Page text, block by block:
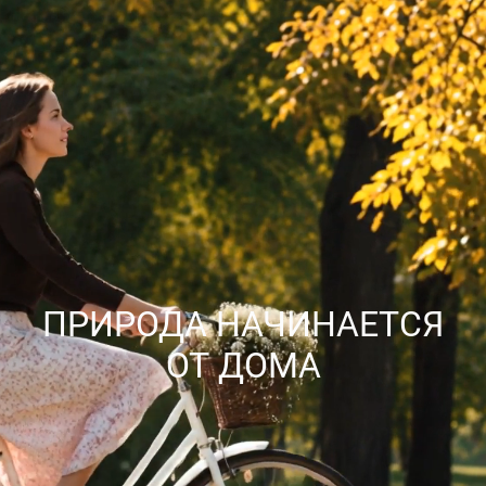
ПРИРОДА НАЧИНАЕТСЯ
ОТ ДОМА